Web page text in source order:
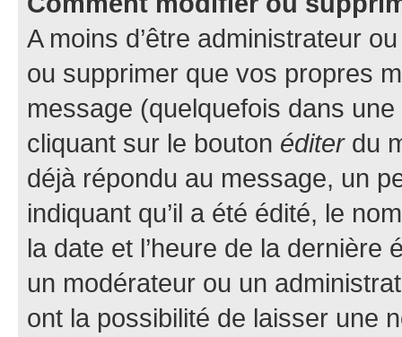
A moins d’être administrateur
ou supprimer que vos propres
message (quelquefois dans
cliquant sur le bouton éditerdu
déjà répondu au message, un
indiquant qu’il a été édité, le
la date et l’heure de la dernière
un modérateur ou un
ont la possibilité de laisser une